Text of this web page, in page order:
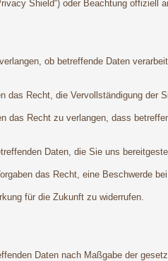
Shield“) oder Beachtung offiziell
ob betreffende Daten
das Recht, die Vervollständigung
das Recht zu verlangen, dass
Daten, die Sie uns
das Recht, eine Beschwerde
für die Zukunft zu widerrufen.
Daten nach Maßgabe der